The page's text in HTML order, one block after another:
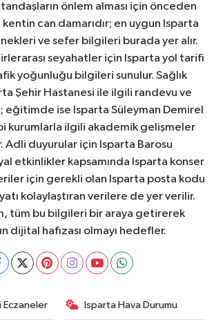
önlem alması için önceden
kentin can damarıdır; en uygun Isparta
ve sefer bilgileri burada yer alır.
seyahatler için Isparta yol tarifi
yoğunluğu bilgileri sunulur. Sağlık
Şehir Hastanesi ile ilgili randevu ve
eğitimde ise Isparta Süleyman Demirel
kurumlarla ilgili akademik gelişmeler
Adli duyurular için Isparta Barosu
etkinlikler kapsamında Isparta konser
için gerekli olan Isparta posta kodu
kolaylaştıran verilere de yer verilir.
tüm bu bilgileri bir araya getirerek
dijital hafızası olmayı hedefler.
Eczaneler Isparta Hava Durumu